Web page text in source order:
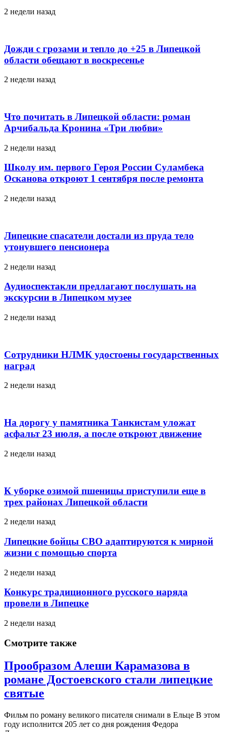
2 недели назад
Дожди с грозами и тепло до +25 в Липецкой
области обещают в воскресенье
2 недели назад
Что почитать в Липецкой области: роман
Арчибальда Кронина «Три любви»
2 недели назад
Школу им. первого Героя России Суламбека
Осканова откроют 1 сентября после ремонта
2 недели назад
Липецкие спасатели достали из пруда тело
утонувшего пенсионера
2 недели назад
Аудиоспектакли предлагают послушать на
экскурсии в Липецком музее
2 недели назад
Сотрудники НЛМК удостоены государственных
наград
2 недели назад
На дорогу у памятника Танкистам уложат
асфальт 23 июля, а после откроют движение
2 недели назад
К уборке озимой пшеницы приступили еще в
трех районах Липецкой области
2 недели назад
Липецкие бойцы СВО адаптируются к мирной
жизни с помощью спорта
2 недели назад
Конкурс традиционного русского наряда
провели в Липецке
2 недели назад
Смотрите также
Прообразом Алеши Карамазова в
романе Достоевского стали липецкие
святые
Фильм по роману великого писателя снимали в Ельце В этом
году исполнится 205 лет со дня рождения Федора